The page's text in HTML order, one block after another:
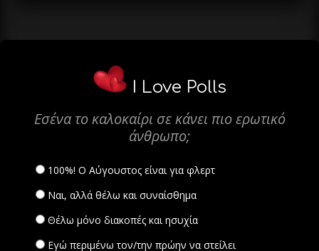
I Love Polls
Εσένα το καλοκαίρι σε κάνει πιο ερωτικό
άνθρωπο;
100%! Ο Αύγουστος είναι για φλερτ
Ναι, αλλά θέλω και συναίσθημα
Θέλω μόνο διακοπές και ησυχία
Εγώ περιμένω τον/την πρώην να στείλει